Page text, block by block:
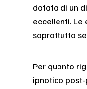
dotata di un
eccellenti. Le
soprattutto
Per quanto
ipnotico